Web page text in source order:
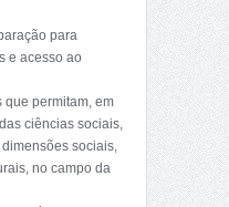
para
e acesso ao
que permitam, em
ciências sociais,
sociais,
no campo da